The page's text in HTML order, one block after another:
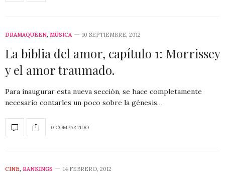
DRAMAQUEEN, MÚSICA 10 SEPTIEMBRE, 2012
La biblia del amor, capítulo 1: Morrissey
y el amor traumado.
Para inaugurar esta nueva sección, se hace completamente
necesario contarles un poco sobre la génesis…
0 COMPARTIDO
CINE, RANKINGS 14 FEBRERO, 2012